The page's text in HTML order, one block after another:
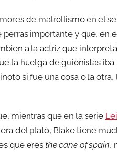
de malrollismo en el
perras importante y que, en
a la actriz que
la huelga de guionistas
si fue una cosa o la
mientras que en la serie
del plató, Blake tiene
que eres the cane of spain,